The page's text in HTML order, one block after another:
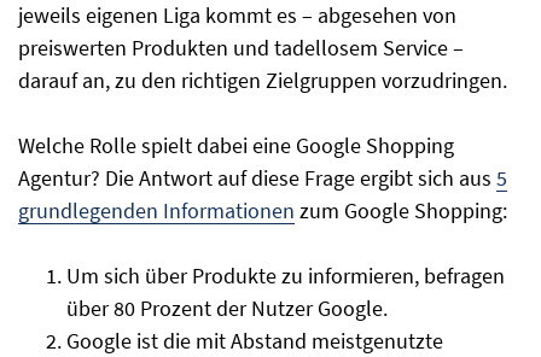
jeweils eigenen Liga kommt es – abgesehen von
preiswerten Produkten und tadellosem Service –
darauf an, zu den richtigen Zielgruppen vorzudringen.
Welche Rolle spielt dabei eine Google Shopping
Agentur? Die Antwort auf diese Frage ergibt sich aus 5
grundlegenden Informationen zum Google Shopping:
Um sich über Produkte zu informieren, befragen
über 80 Prozent der Nutzer Google.
Google ist die mit Abstand meistgenutzte